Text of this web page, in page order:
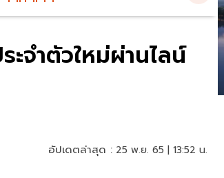
จำตัวใหม่ผ่านไลน์
อัปเดตล่าสุด : 25 พ.ย. 65 | 13:52 น.